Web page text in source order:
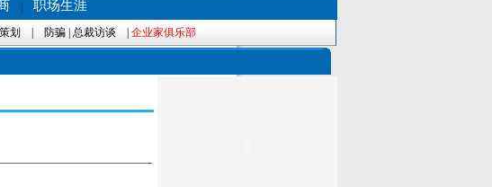
职场生涯
划 防骗 总裁访谈 企业家俱乐部